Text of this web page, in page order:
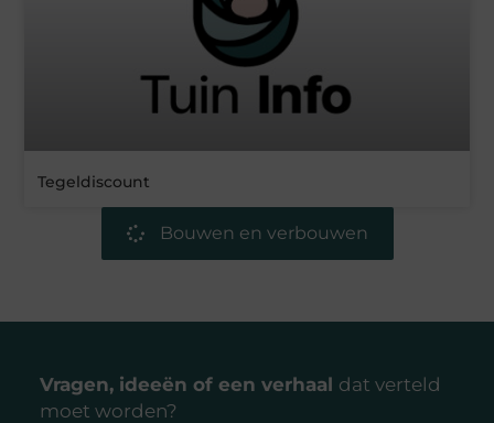
Tegeldiscount
Bouwen en verbouwen
Vragen, ideeën of een verhaal dat verteld
moet worden?